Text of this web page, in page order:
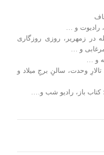
رادیوت و …
در زمهریر، روزی روزگاری
و …
و …
تالارِ وحدت، سالنِ برجِ میلاد و
کتاب باز، رادیو شب و….